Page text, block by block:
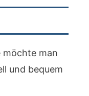
möchte man
und bequem